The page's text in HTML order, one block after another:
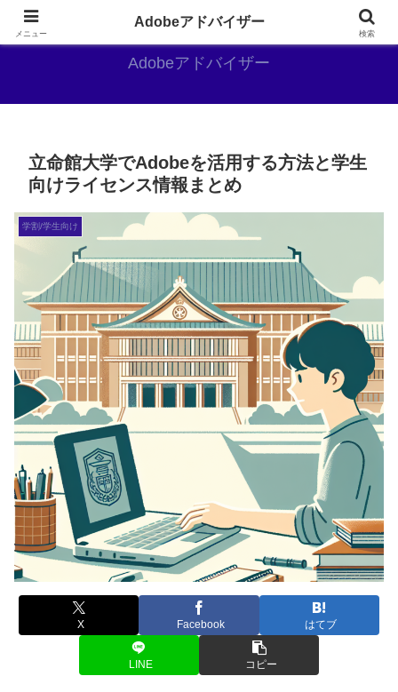
Adobe好きのAdobe推しブログ
Adobeアドバイザー
立命館大学でAdobeを活用する方法と学生
向けライセンス情報まとめ
学割/学生向け
X Facebook はてブ
LINE コピー
メニュー
Adobeアドバイザー
検索